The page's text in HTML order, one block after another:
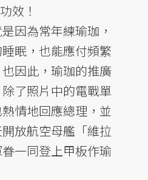
效！
因為常年練瑜珈，
眠，也能應付頻繁
因此，瑜珈的推廣
了照片中的電戰單
情地回應總理，並
放航空母艦「維拉
一同登上甲板作瑜